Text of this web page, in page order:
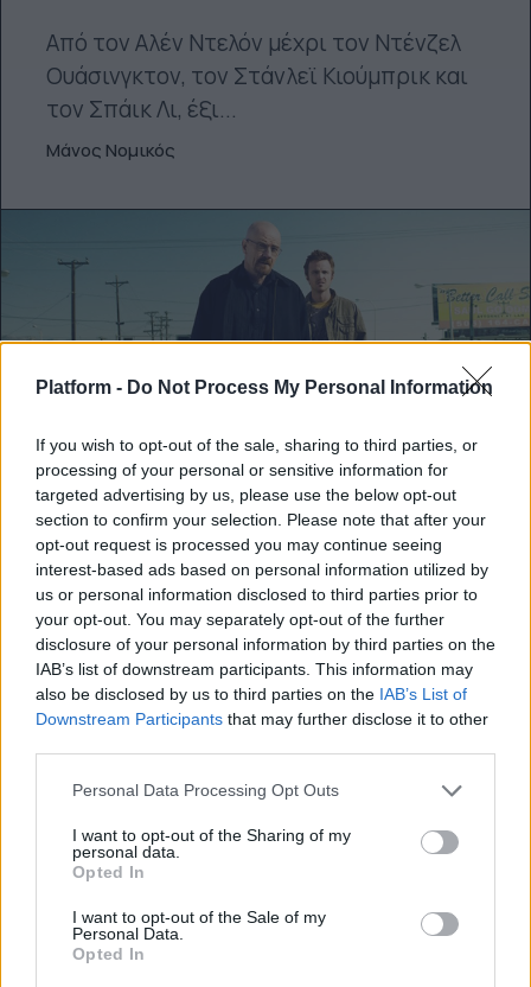
Platform - Do Not Process My Personal Information
If you wish to opt-out of the sale, sharing to third parties, or
processing of your personal or sensitive information for
targeted advertising by us, please use the below opt-out
section to confirm your selection. Please note that after your
opt-out request is processed you may continue seeing
interest-based ads based on personal information utilized by
us or personal information disclosed to third parties prior to
your opt-out. You may separately opt-out of the further
disclosure of your personal information by third parties on the
IAB’s list of downstream participants. This information may
also be disclosed by us to third parties on the IAB’s List of
Downstream Participants that may further disclose it to other
Personal Data Processing Opt Outs
I want to opt-out of the Sharing of my
personal data.
Opted In
I want to opt-out of the Sale of my
Personal Data.
Opted In
Από τον Αλέν Ντελόν μέχρι τον Ντένζελ
Ουάσινγκτον, τον Στάνλεϊ Κιούμπρικ και
τον Σπάικ Λι, έξι...
Μάνος Νομικός
MOVIES & TV SHOWS
Πώς άνθισαν οι τοπικές οικονομίες μετά
από το ‘Breaking Bad’ και τον ‘Άρχοντα
των Δαχτυλιδιών’
Η Αλμπουκέρκη στο Νέο Μεξικό μπήκε
στον παγκόσμιο χάρτη, με χιλιάδες
τουρίστες να επισκέπτονται...
Μάνος Νομικός
MOVIES & TV SHOWS